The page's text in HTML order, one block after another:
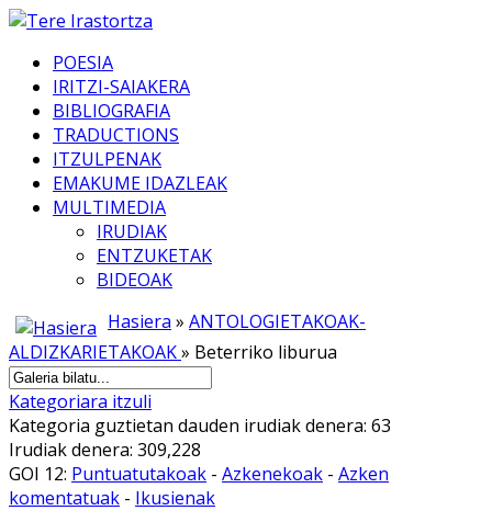
POESIA
IRITZI-SAIAKERA
BIBLIOGRAFIA
TRADUCTIONS
ITZULPENAK
EMAKUME IDAZLEAK
MULTIMEDIA
IRUDIAK
ENTZUKETAK
BIDEOAK
Hasiera » ANTOLOGIETAKOAK-
ALDIZKARIETAKOAK» Beterriko liburua
Kategoriara itzuli
Kategoria guztietan dauden irudiak denera: 63
Irudiak denera: 309,228
GOI 12: Puntuatutakoak - Azkenekoak - Azken
komentatuak - Ikusienak